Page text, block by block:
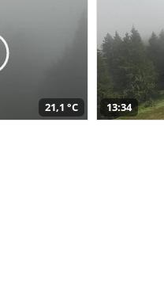
21,1 °C 13:34